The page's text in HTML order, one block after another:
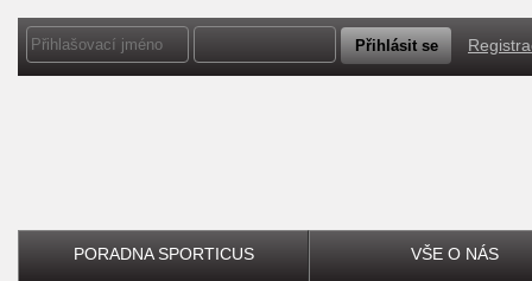
PORADNA SPORTICUS VŠE O NÁS